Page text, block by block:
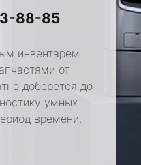
88-85
инвентарем
от
доберется до
умных
времени.